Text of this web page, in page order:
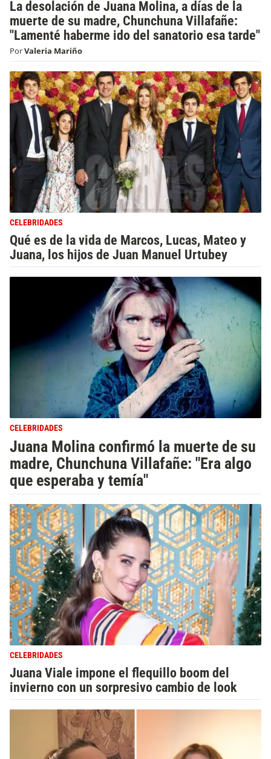
La desolación de Juana Molina, a días de la
muerte de su madre, Chunchuna Villafañe:
"Lamenté haberme ido del sanatorio esa tarde"
PorValeria Mariño
CELEBRIDADES
Qué es de la vida de Marcos, Lucas, Mateo y
Juana, los hijos de Juan Manuel Urtubey
CELEBRIDADES
Juana Molina confirmó la muerte de su
madre, Chunchuna Villafañe: "Era algo
que esperaba y temía"
CELEBRIDADES
Juana Viale impone el flequillo boom del
invierno con un sorpresivo cambio de look